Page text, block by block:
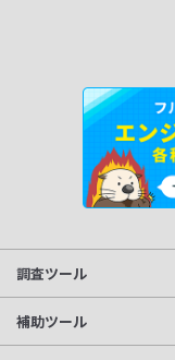
調査ツール
サイト分析
補助ツール